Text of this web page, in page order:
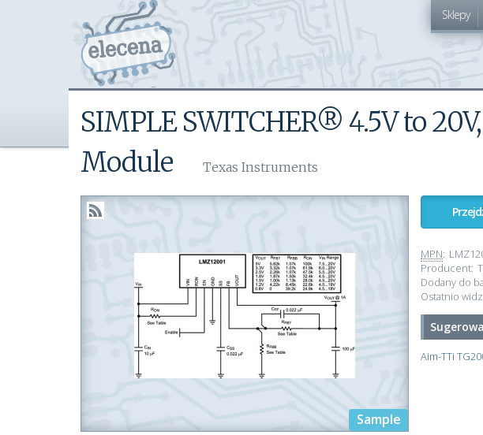
Sklepy
SIMPLE SWITCHER® 4.5V to
Module
Texas Instruments
Sample
MPN:
Producent:
Dodany do
Ostatnio
Aim-TTi